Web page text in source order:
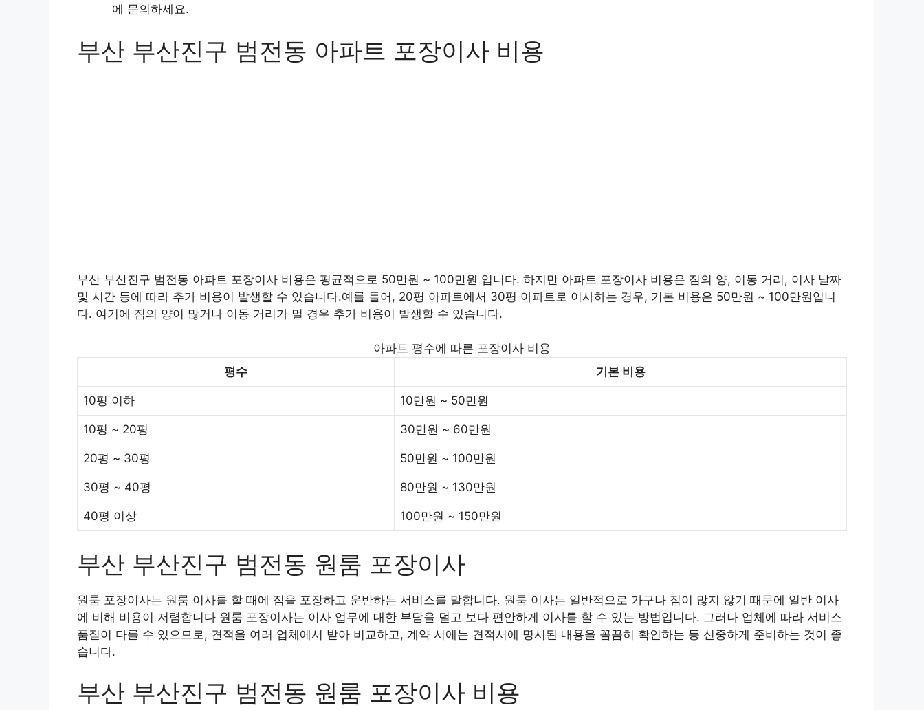
에 문의하세요.
부산 부산진구 범전동 아파트 포장이사 비용
부산 부산진구 범전동 아파트 포장이사 비용은 평균적으로 50만원 ~ 100만원 입니다. 하지만 아파트 포장이사 비용은 짐의 양, 이동 거리, 이사 날짜
및 시간 등에 따라 추가 비용이 발생할 수 있습니다.예를 들어, 20평 아파트에서 30평 아파트로 이사하는 경우, 기본 비용은 50만원 ~ 100만원입니
다. 여기에 짐의 양이 많거나 이동 거리가 멀 경우 추가 비용이 발생할 수 있습니다.
아파트 평수에 따른 포장이사 비용
평수
기본 비용
10평 이하 10만원 ~ 50만원
10평 ~ 20평 30만원 ~ 60만원
20평 ~ 30평 50만원 ~ 100만원
30평 ~ 40평 80만원 ~ 130만원
40평 이상 100만원 ~ 150만원
부산 부산진구 범전동 원룸 포장이사
원룸 포장이사는 원룸 이사를 할 때에 짐을 포장하고 운반하는 서비스를 말합니다. 원룸 이사는 일반적으로 가구나 짐이 많지 않기 때문에 일반 이사
에 비해 비용이 저렴합니다 원룸 포장이사는 이사 업무에 대한 부담을 덜고 보다 편안하게 이사를 할 수 있는 방법입니다. 그러나 업체에 따라 서비스
품질이 다를 수 있으므로, 견적을 여러 업체에서 받아 비교하고, 계약 시에는 견적서에 명시된 내용을 꼼꼼히 확인하는 등 신중하게 준비하는 것이 좋
습니다.
부산 부산진구 범전동 원룸 포장이사 비용